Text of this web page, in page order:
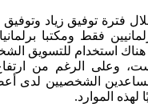
فترة توفيق زياد
فقط ومكتبا
هناك استخدام للتسويق
وعلى الرغم من
الشخصيين لدى
لهذه الموارد.